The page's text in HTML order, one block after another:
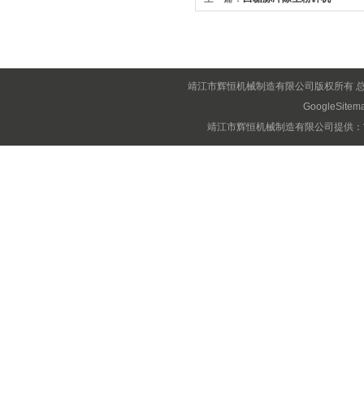
靖江市辉恒机械制造有限公司版权所有
靖江市辉恒机械制造有限公司提供：